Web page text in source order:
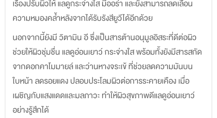
เรื่องปรับผิวให้แลดูกระจ่างใส มีออร่า และยังสามารถลดเลือน
ความหมองคล้ำหลังจากได้​รับรังสียูวีได้อีกด้วย
นอกจากนี้ยังมี วิตามิน อี ซึ่งเป็นสารต้านอนุมูลอิสระที่ดีต่อผิว
ช่วยให้ผิวชุ่มชื่น แลดูอ่อนเยาว์ กระจ่างใส พร้อมทั้งยังมีสารสกัด
จากดอกคาโมมายล์ และว่านหางจระเข้ ที่ช่วยลดความมันบน
ใบหน้า ลดรอยแดงปลอบประโลมผิวต่อการระคายเคือง เมื่อ
เผชิญกับแสงแดดและมลภาวะ ทำให้ผิวสุขภาพดีแลดูอ่อนเยาว์
อย่างรู้สึกได้